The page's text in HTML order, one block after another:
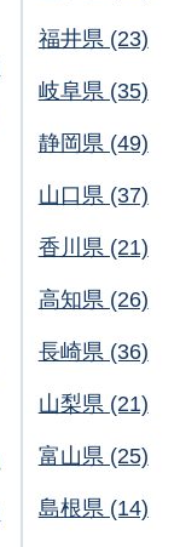
福井県 (23)
岐阜県 (35)
静岡県 (49)
山口県 (37)
香川県 (21)
高知県 (26)
長崎県 (36)
山梨県 (21)
富山県 (25)
島根県 (14)